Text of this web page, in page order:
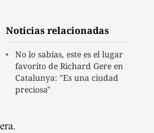
Noticias relacionadas
No lo sabías, este es el lugar
favorito de Richard Gere en
Catalunya: "Es una ciudad
preciosa"